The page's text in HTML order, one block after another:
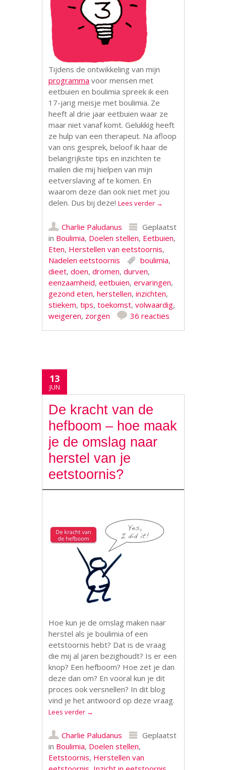
Tijdens de ontwikkeling van mijn
programma voor mensen met
eetbuien en boulimia spreek ik een
17-jarig meisje met boulimia. Ze
heeft al drie jaar eetbuien waar ze
maar niet vanaf komt. Gelukkig heeft
ze hulp van een therapeut. Na afloop
van ons gesprek, beloof ik haar de
belangrijkste tips en inzichten te
mailen die mij hielpen van mijn
eetverslaving af te komen. En
waarom deze dan ook niet met jou
delen. Dus bij deze!Lees verder →
Charlie Paludanus
Geplaatst
in Boulimia, Doelen stellen, Eetbuien,
Eten, Herstellen van eetstoornis,
Nadelen eetstoornis
boulimia,
dieet,doen,dromen,durven,
eenzaamheid,eetbuien,ervaringen,
gezond eten,herstellen,inzichten,
stiekem,tips,toekomst,volwaardig,
weigeren, zorgen 36 reacties
13
JUN
De kracht van de
hefboom – hoe maak
je de omslag naar
herstel van je
eetstoornis?
Hoe kun je de omslag maken naar
herstel als je boulimia of een
eetstoornis hebt? Dat is de vraag
die mij al jaren bezighoudt? Is er een
knop? Een hefboom? Hoe zet je dan
deze dan om? En vooral kun je dit
proces ook versnellen? In dit blog
vind je het antwoord op deze vraag.
Lees verder →
Charlie Paludanus
Geplaatst
in Boulimia, Doelen stellen,
Eetstoornis, Herstellen van